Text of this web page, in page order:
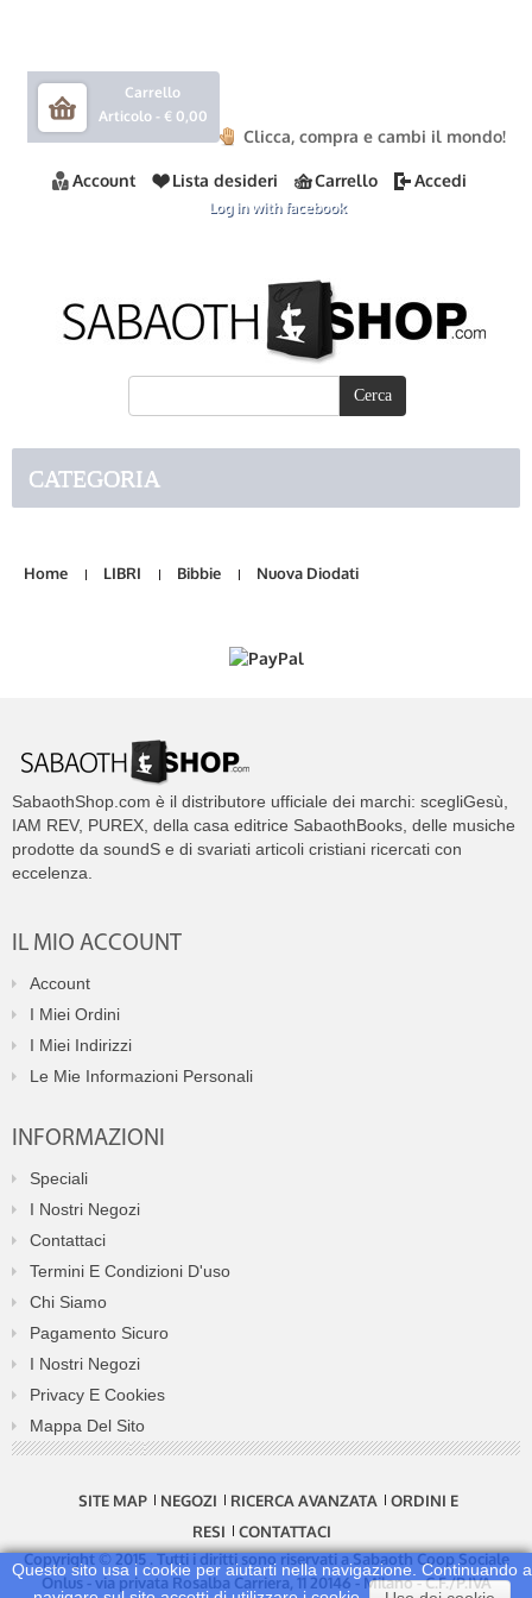
Questo sito usa i cookie per aiutarti nella navigazione. Continuando a
Carrello
Articolo - € 0,00
Clicca, compra e cambi il mondo!
Account Lista desideri Carrello Accedi
Log in with facebook
CATEGORIA
Home LIBRI Bibbie Nuova Diodati
SabaothShop.com è il distributore ufficiale dei marchi: scegliGesù,
IAM REV, PUREX, della casa editrice SabaothBooks, delle musiche
prodotte da soundS e di svariati articoli cristiani ricercati con
eccelenza.
IL MIO ACCOUNT
Account
I Miei Ordini
I Miei Indirizzi
Le Mie Informazioni Personali
INFORMAZIONI
Speciali
I Nostri Negozi
Contattaci
Termini E Condizioni D'uso
Chi Siamo
Pagamento Sicuro
I Nostri Negozi
Privacy E Cookies
Mappa Del Sito
SITE MAP NEGOZI RICERCA AVANZATA
ORDINI E
RESI
CONTATTACI
Copyright © 2015 . Tutti i diritti sono riservati a Sabaoth Coop Sociale
Onlus - via privata Rosalba Carriera, 11 20146 - Milano - C.F./P.IVA